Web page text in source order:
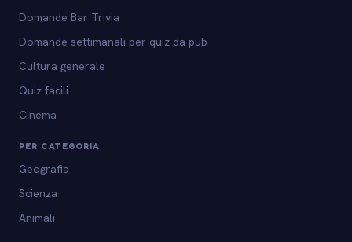
Domande Bar Trivia
Domande settimanali per quiz da pub
Cultura generale
Quiz facili
Cinema
PER CATEGORIA
Geografia
Scienza
Animali